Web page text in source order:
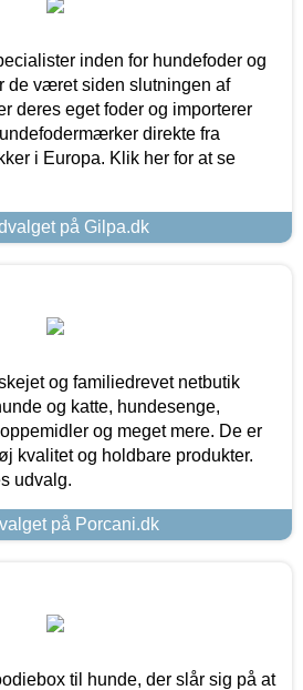
inden for hundefoder og
de været siden slutningen af
deres eget foder og importerer
direkte fra
i Europa. Klik her for at se
på Gilpa.dk
og familiedrevet netbutik
og katte, hundesenge,
og meget mere. De er
kvalitet og holdbare produkter.
udvalg.
på Porcani.dk
til hunde, der slår sig på at